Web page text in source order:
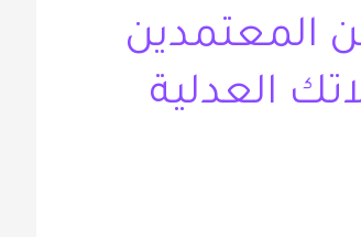
المعتمدين
العدلية